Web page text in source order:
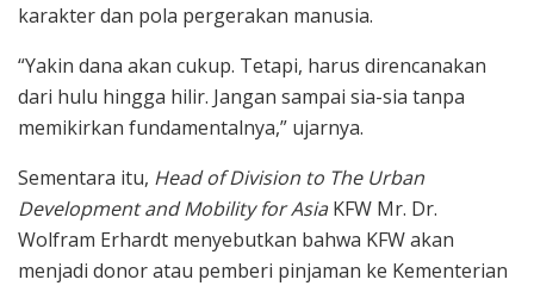
karakter dan pola pergerakan manusia.
“Yakin dana akan cukup. Tetapi, harus direncanakan
dari hulu hingga hilir. Jangan sampai sia-sia tanpa
memikirkan fundamentalnya,” ujarnya.
Sementara itu, Head of Division to The Urban
Development and Mobility for AsiaKFW Mr. Dr.
Wolfram Erhardt menyebutkan bahwa KFW akan
menjadi donor atau pemberi pinjaman ke Kementerian